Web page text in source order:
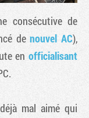
consécutive de
denouvel AC),
en officialisant
mal aimé qui